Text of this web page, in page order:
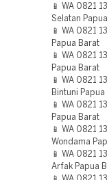
📱 WA 0821
Selatan
📱 WA 0821
Papua Barat
📱 WA 0821
Papua Barat
📱 WA 0821
Bintuni
📱 WA 0821
Papua Barat
📱 WA 0821
Wondama
📱 WA 0821
Arfak Papua